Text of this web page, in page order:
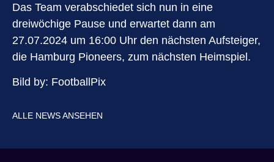
Das Team verabschiedet sich nun in eine
dreiwöchige Pause und erwartet dann am
27.07.2024 um 16:00 Uhr den nächsten Aufsteiger,
die Hamburg Pioneers, zum nächsten Heimspiel.
Bild by: FootballPix
ALLE NEWS ANSEHEN